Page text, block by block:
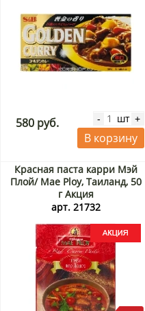
580 руб. - шт +
В корзину
Красная паста карри Мэй
Плой/ Mae Ploy, Таиланд, 50
г Акция
арт. 21732